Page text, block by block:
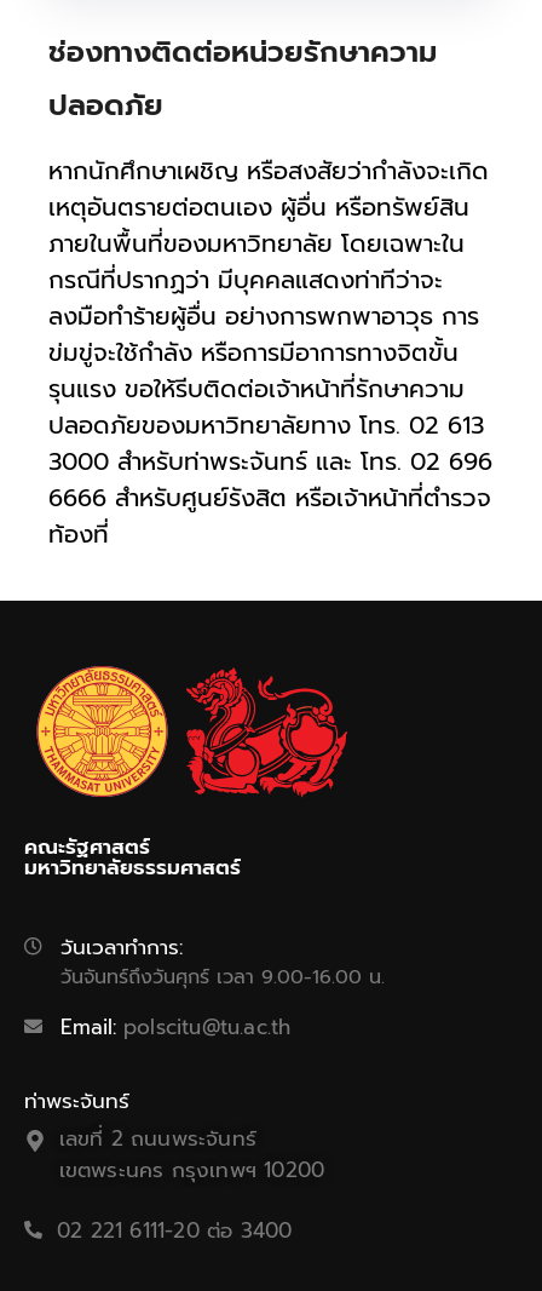
ช่องทางติดต่อหน่วยรักษาความ
ปลอดภัย
หากนักศึกษาเผชิญ หรือสงสัยว่ากำลังจะเกิด
เหตุอันตรายต่อตนเอง ผู้อื่น หรือทรัพย์สิน
ภายในพื้นที่ของมหาวิทยาลัย โดยเฉพาะใน
กรณีที่ปรากฏว่า มีบุคคลแสดงท่าทีว่าจะ
ลงมือทำร้ายผู้อื่น อย่างการพกพาอาวุธ การ
ข่มขู่จะใช้กำลัง หรือการมีอาการทางจิตขั้น
รุนแรง ขอให้รีบติดต่อเจ้าหน้าที่รักษาความ
ปลอดภัยของมหาวิทยาลัยทาง โทร. 02 613
3000 สำหรับท่าพระจันทร์ และ โทร. 02 696
6666 สำหรับศูนย์รังสิต หรือเจ้าหน้าที่ตำรวจ
ท้องที่
คณะรัฐศาสตร์
มหาวิทยาลัยธรรมศาสตร์
วันเวลาทำการ:
วันจันทร์ถึงวันศุกร์ เวลา 9.00-16.00 น.
Email: polscitu@tu.ac.th
ท่าพระจันทร์
เลขที่ 2 ถนนพระจันทร์
เขตพระนคร กรุงเทพฯ 10200
02 221 6111-20 ต่อ 3400